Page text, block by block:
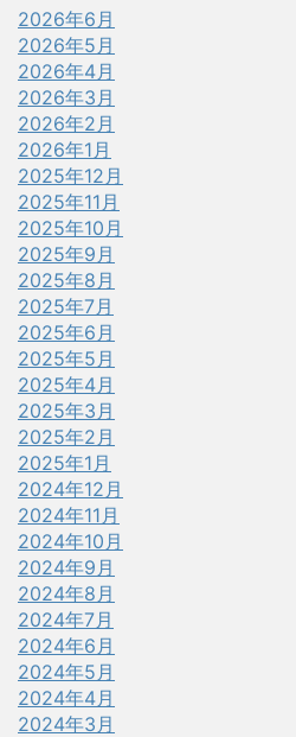
2026年6月
2026年5月
2026年4月
2026年3月
2026年2月
2026年1月
2025年12月
2025年11月
2025年10月
2025年9月
2025年8月
2025年7月
2025年6月
2025年5月
2025年4月
2025年3月
2025年2月
2025年1月
2024年12月
2024年11月
2024年10月
2024年9月
2024年8月
2024年7月
2024年6月
2024年5月
2024年4月
2024年3月